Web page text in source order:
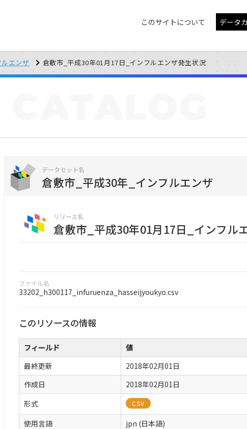
このサイトについて データ
エンザ 倉敷市_平成30年01月17日_インフルエンザ発生状況
データセット名
倉敷市_平成30年_インフルエンザ
リソース名
倉敷市_平成30年01月17日_インフル
ファイル名
33202_h300117_infuruenza_hasseijyoukyo.csv
このリソースの情報
フィールド
値
最終更新
2018年02月01日
作成日
2018年02月01日
形式
CSV
使用言語
jpn (日本語)